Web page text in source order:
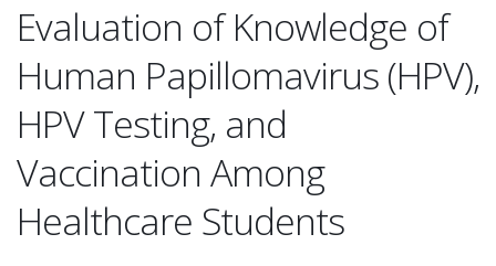
Evaluation of Knowledge of
Human Papillomavirus (HPV),
HPV Testing, and
Vaccination Among
Healthcare Students